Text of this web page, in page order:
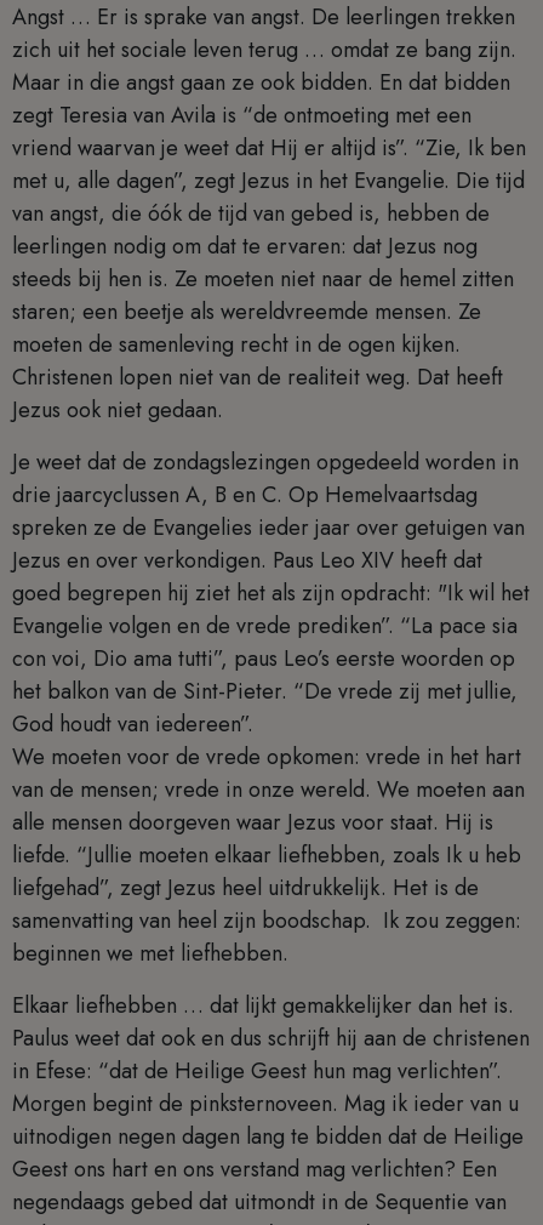
Angst … Er is sprake van angst. De leerlingen trekken
zich uit het sociale leven terug … omdat ze bang zijn.
Maar in die angst gaan ze ook bidden. En dat bidden
zegt Teresia van Avila is “de ontmoeting met een
vriend waarvan je weet dat Hij er altijd is”. “Zie, Ik ben
met u, alle dagen”, zegt Jezus in het Evangelie. Die tijd
van angst, die óók de tijd van gebed is, hebben de
leerlingen nodig om dat te ervaren: dat Jezus nog
steeds bij hen is. Ze moeten niet naar de hemel zitten
staren; een beetje als wereldvreemde mensen. Ze
moeten de samenleving recht in de ogen kijken.
Christenen lopen niet van de realiteit weg. Dat heeft
Jezus ook niet gedaan.
Je weet dat de zondagslezingen opgedeeld worden in
drie jaarcyclussen A, B en C. Op Hemelvaartsdag
spreken ze de Evangelies ieder jaar over getuigen van
Jezus en over verkondigen. Paus Leo XIV heeft dat
goed begrepen hij ziet het als zijn opdracht: "Ik wil het
Evangelie volgen en de vrede prediken”. “La pace sia
con voi, Dio ama tutti”, paus Leo’s eerste woorden op
het balkon van de Sint-Pieter. “De vrede zij met jullie,
God houdt van iedereen”.
We moeten voor de vrede opkomen: vrede in het hart
van de mensen; vrede in onze wereld. We moeten aan
alle mensen doorgeven waar Jezus voor staat. Hij is
liefde. “Jullie moeten elkaar liefhebben, zoals Ik u heb
liefgehad”, zegt Jezus heel uitdrukkelijk. Het is de
samenvatting van heel zijn boodschap. Ik zou zeggen:
beginnen we met liefhebben.
Elkaar liefhebben … dat lijkt gemakkelijker dan het is.
Paulus weet dat ook en dus schrijft hij aan de christenen
in Efese: “dat de Heilige Geest hun mag verlichten”.
Morgen begint de pinksternoveen. Mag ik ieder van u
uitnodigen negen dagen lang te bidden dat de Heilige
Geest ons hart en ons verstand mag verlichten? Een
negendaags gebed dat uitmondt in de Sequentie van